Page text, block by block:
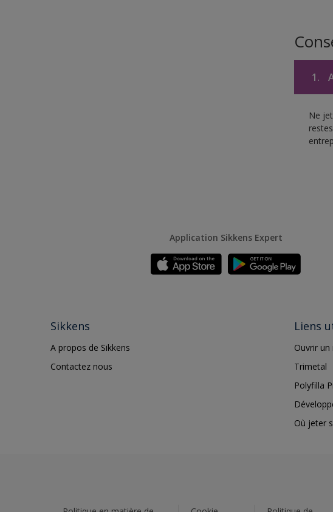
1.
Ne
Application Sikkens Expert
Sikkens
A propos de Sikkens
Contactez nous
Liens
Ouvrir un
Trimetal
Polyfilla
Où jeter